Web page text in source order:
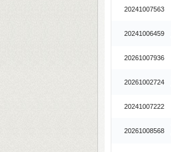
20241007563
20241006459
20261007936
20261002724
20241007222
20261008568